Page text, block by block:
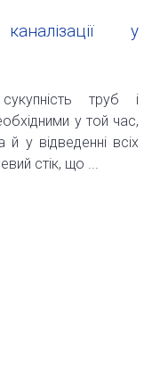
у
труб і
у той час,
у відведенні всіх
стік, що ...